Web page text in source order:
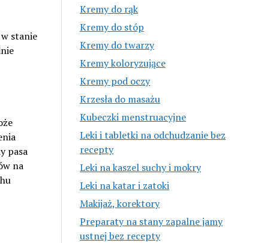
stanie
pasa
na
Kremy do rąk
Kremy do stóp
Kremy do twarzy
Kremy koloryzujące
Kremy pod oczy
Krzesła do masażu
Kubeczki menstruacyjne
Leki i tabletki na odchudzanie bez
recepty
Leki na kaszel suchy i mokry
Leki na katar i zatoki
Makijaż, korektory
Preparaty na stany zapalne jamy
ustnej bez recepty